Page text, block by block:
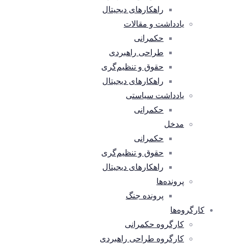
راهکارهای دیجیتال
یادداشت و مقالات
حکمرانی
طراحی راهبردی
حقوق و تنظیم‌گری
راهکارهای دیجیتال
یادداشت سیاستی
حکمرانی
مدخل
حکمرانی
حقوق و تنظیم‌گری
راهکارهای دیجیتال
پرونده‌ها
پرونده جنگ
کارگروه‌ها
کارگروه حکمرانی
کارگروه طراحی راهبردی